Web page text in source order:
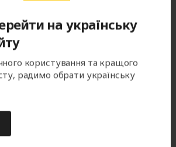
может незначительно отличаться по
на українську
користування та кращого
радимо обрати українську